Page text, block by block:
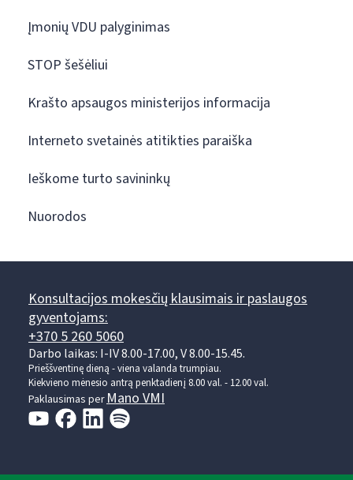
Įmonių VDU palyginimas
STOP šešėliui
Krašto apsaugos ministerijos informacija
Interneto svetainės atitikties paraiška
Ieškome turto savininkų
Nuorodos
Konsultacijos mokesčių klausimais ir paslaugos
gyventojams:
+370 5 260 5060
Darbo laikas: I-IV 8.00-17.00, V 8.00-15.45.
Prieššventinę dieną - viena valanda trumpiau.
Kiekvieno mėnesio antrą penktadienį 8.00 val. - 12.00 val.
Paklausimas perMano VMI